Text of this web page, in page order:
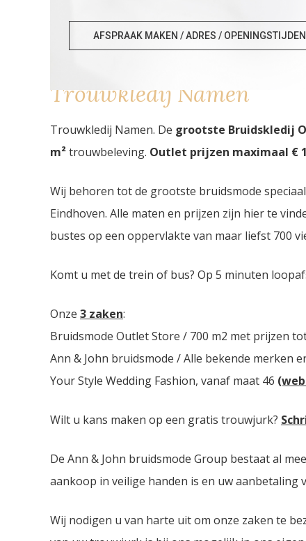
AFSPRAAK MAKEN / ADRES /
Trouwkledij Namen
Trouwkledij Namen. De grootste Bruidskledij
m²trouwbeleving. Outlet prijzen maximaal €
Wij behoren tot de grootste bruidsmode
Eindhoven. Alle maten en prijzen zijn hier te
bustes op een oppervlakte van maar liefst 700
Komt u met de trein of bus? Op 5 minuten
Onze 3 zaken:
Bruidsmode Outlet Store / 700 m2 met prijzen
Ann & John bruidsmode / Alle bekende merken
Your Style Wedding Fashion, vanaf maat 46
Wilt u kans maken op een gratis trouwjurk?
De Ann & John bruidsmode Group bestaat al
aankoop in veilige handen is en uw aanbetaling
Wij nodigen u van harte uit om onze zaken te